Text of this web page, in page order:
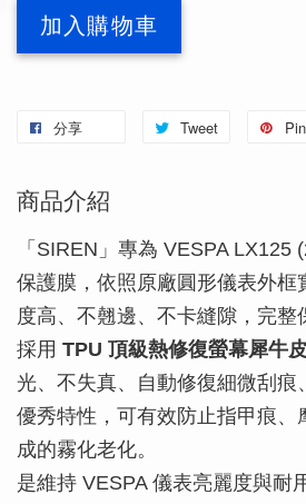
加入購物車
分享 Tweet
商品介紹
「SIREN」專為 VESPA LX125
保護膜，依照原廠圓形儀表外框
度高、不翹邊、不卡縫隙，完整
採用 TPU 頂級熱修復螢幕犀牛
光、不失真、自動修復細微刮痕
優秀特性，可有效防止指甲痕、
成的霧化老化。
是維持 VESPA 儀表亮麗度與耐